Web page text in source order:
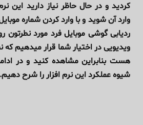
کردید و در حال حاظر نیاز دارید این
وارد آن شوید و با وارد کردن شماره
ردیابی گوشی موبایل فرد مورد نطرتون
ویدیویی در اختیار شما قرار میدهیم که
هست بنابراین مشاهده کنید و در
شیوه عملکرد این نرم افزار را شرح دهیم.